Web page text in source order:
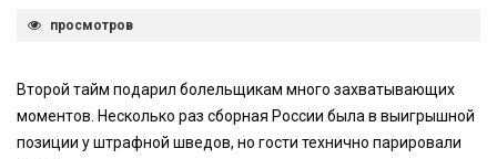
просмотров
Второй тайм подарил болельщикам много захватывающих
моментов. Несколько раз сборная России была в выигрышной
позиции у штрафной шведов, но гости технично парировали